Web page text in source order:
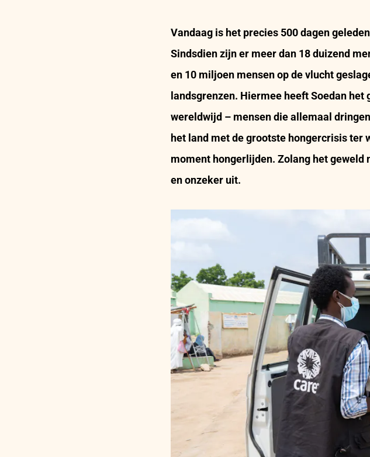
Vandaag is het precies 500 dagen
Sindsdien zijn er meer dan 18 duizend
en 10 miljoen mensen op de vlucht
landsgrenzen. Hiermee heeft Soedan
wereldwijd – mensen die allemaal
het land met de grootste hongercrisis ter
moment hongerlijden. Zolang het geweld
en onzeker uit.